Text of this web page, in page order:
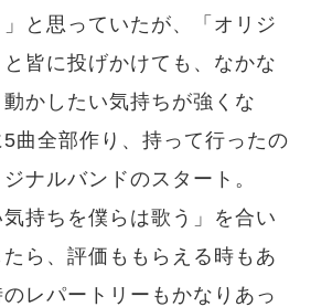
」と思っていたが、「オリジ
皆に投げかけても、なかな
かしたい気持ちが強くな
曲全部作り、持って行ったの
ナルバンドのスタート。
気持ちを僕らは歌う」を合い
ら、評価ももらえる時もあ
レパートリーもかなりあっ